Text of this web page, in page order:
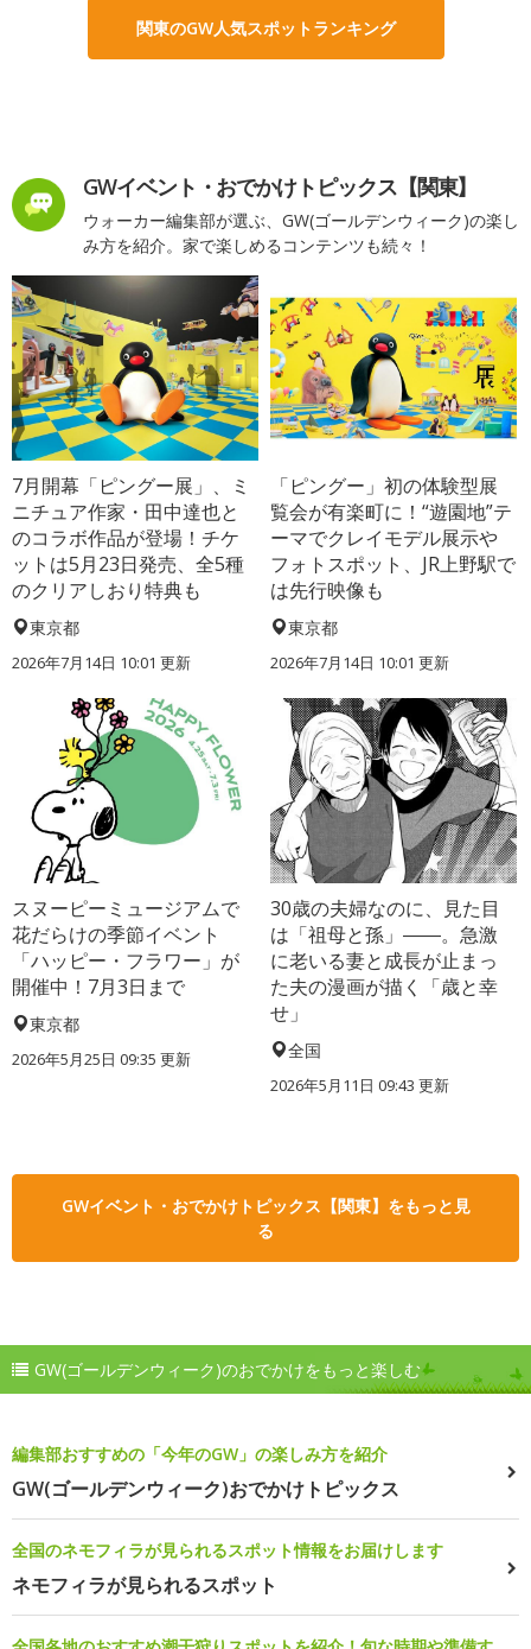
関東のGW人気スポットランキング
GWイベント・おでかけトピックス【関東】
ウォーカー編集部が選ぶ、GW(ゴールデンウィーク)の楽し
み方を紹介。家で楽しめるコンテンツも続々！
7月開幕「ピングー展」、ミ
ニチュア作家・田中達也と
のコラボ作品が登場！チケ
ットは5月23日発売、全5種
のクリアしおり特典も
東京都
2026年7月14日 10:01 更新
「ピングー」初の体験型展
覧会が有楽町に！“遊園地”テ
ーマでクレイモデル展示や
フォトスポット、JR上野駅で
は先行映像も
東京都
2026年7月14日 10:01 更新
スヌーピーミュージアムで
花だらけの季節イベント
「ハッピー・フラワー」が
開催中！7月3日まで
東京都
2026年5月25日 09:35 更新
30歳の夫婦なのに、見た目
は「祖母と孫」――。急激
に老いる妻と成長が止まっ
た夫の漫画が描く「歳と幸
せ」
全国
2026年5月11日 09:43 更新
GWイベント・おでかけトピックス【関東】をもっと見
る
GW(ゴールデンウィーク)のおでかけをもっと楽しむ
編集部おすすめの「今年のGW」の楽しみ方を紹介
GW(ゴールデンウィーク)おでかけトピックス
全国のネモフィラが見られるスポット情報をお届けします
ネモフィラが見られるスポット